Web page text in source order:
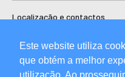
Localização e contactos
Ficha técnica
Manual de boas práticas
Este website utiliza
que obtém a melhor
utilização. Ao